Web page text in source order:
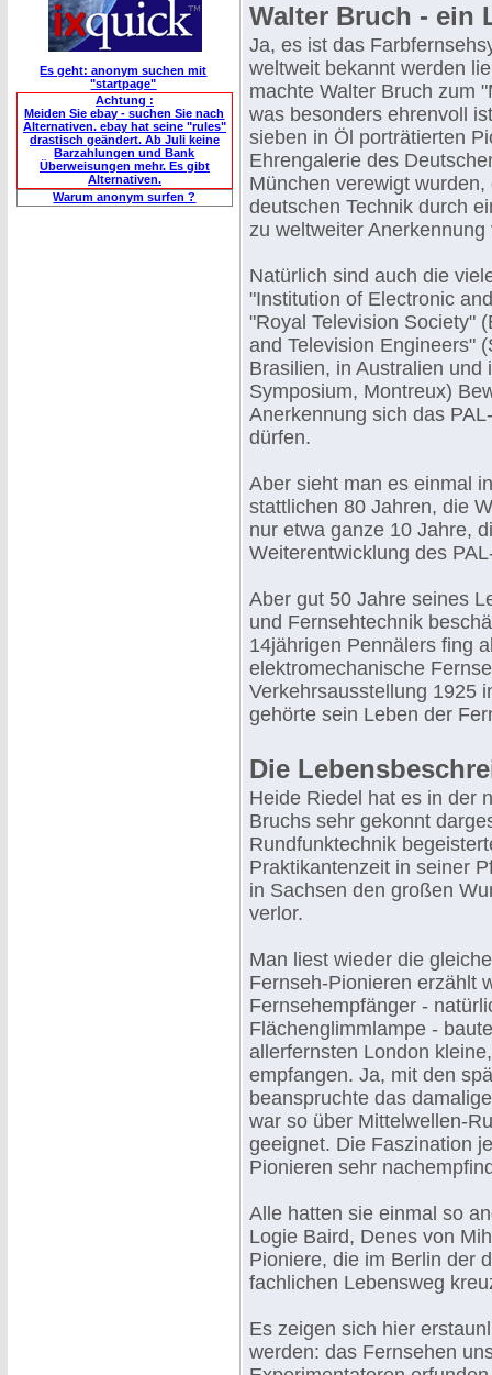
Es geht: anonym suchen mit
"startpage"
Achtung :
Meiden Sie ebay - suchen Sie nach
Alternativen. ebay hat seine "rules"
drastisch geändert. Ab Juli keine
Barzahlungen und Bank
Überweisungen mehr. Es gibt
Alternativen.
Warum anonym surfen ?
Walter Bruch - ein
Ja, es ist das
weltweit bekannt werden
machte Walter Bruch zum
was besonders ehrenvoll
sieben in Öl porträtierten
Ehrengalerie des
München verewigt wurden,
deutschen Technik durch
zu weltweiter Anerkennung
Natürlich sind auch die
"Institution of Electronic
"Royal Television Society"
and Television Engineers"
Brasilien, in Australien und
Symposium, Montreux)
Anerkennung sich das
dürfen.
Aber sieht man es einmal
stattlichen 80 Jahren, die
nur etwa ganze 10 Jahre,
Weiterentwicklung des
Aber gut 50 Jahre seines
und Fernsehtechnik
14jährigen Pennälers fing
elektromechanische
Verkehrsausstellung 1925
gehörte sein Leben der
Die
Heide Riedel hat es in der
Bruchs sehr gekonnt
Rundfunktechnik
Praktikantenzeit in seiner
in Sachsen den großen
verlor.
Man liest wieder die
Fernseh-Pionieren erzählt
Fernsehempfänger -
Flächenglimmlampe -
allerfernsten London
empfangen. Ja, mit den
beanspruchte das
war so über Mittelwellen-
geeignet. Die Faszination
Pionieren sehr
Alle hatten sie einmal so
Logie Baird, Denes von
Pioniere, die im Berlin der
fachlichen Lebensweg
Es zeigen sich hier
werden: das Fernsehen